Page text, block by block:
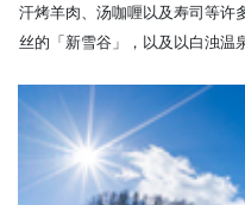
汗烤羊肉、汤咖喱以及寿司等许
丝的「新雪谷」，以及以白浊温